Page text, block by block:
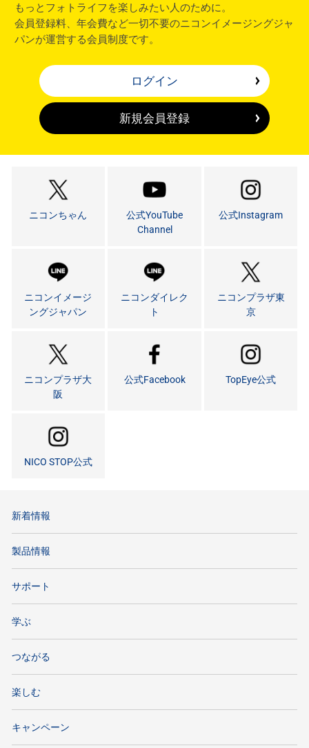
もっとフォトライフを楽しみたい人のために。
会員登録料、年会費など一切不要のニコンイメージングジャ
パンが運営する会員制度です。
ログイン
新規会員登録
ニコンちゃん
公式YouTube
Channel
公式Instagram
ニコンイメージ
ングジャパン
ニコンダイレク
ト
ニコンプラザ東
京
ニコンプラザ大
阪
公式Facebook TopEye公式
NICO STOP公式
新着情報
製品情報
サポート
学ぶ
つながる
楽しむ
キャンペーン